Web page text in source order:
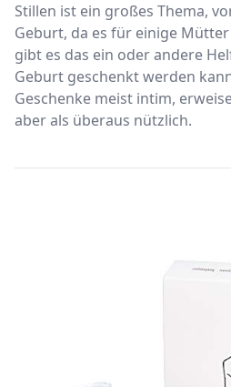
Stillen ist ein großes Thema,
Geburt, da es für einige
gibt es das ein oder andere
Geburt geschenkt werden
Geschenke meist intim,
aber als überaus nützlich.